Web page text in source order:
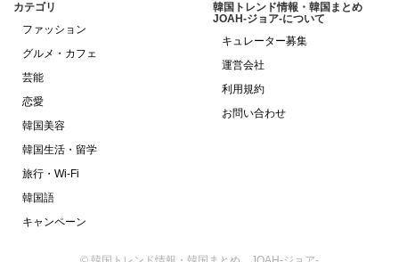
カテゴリ
ファッション
グルメ・カフェ
芸能
恋愛
韓国美容
韓国生活・留学
旅行・Wi-Fi
韓国語
キャンペーン
韓国トレンド情報・韓国まとめ
JOAH-ジョア-について
キュレーター募集
運営会社
利用規約
お問い合わせ